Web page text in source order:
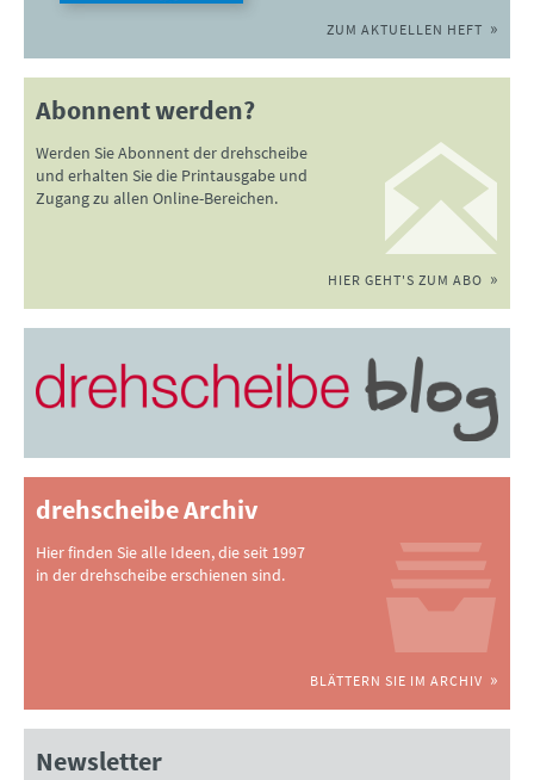
ZUM AKTUELLEN HEFT
Abonnent werden?
Werden Sie Abonnent der drehscheibe
und erhalten Sie die Printausgabe und
Zugang zu allen Online-Bereichen.
HIER GEHT'S ZUM ABO
drehscheibe Archiv
Hier finden Sie alle Ideen, die seit 1997
in der drehscheibe erschienen sind.
BLÄTTERN SIE IM ARCHIV
Newsletter